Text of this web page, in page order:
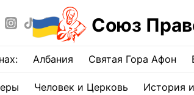
Союз
Албания Святая Гора Афон
Человек и Церковь История